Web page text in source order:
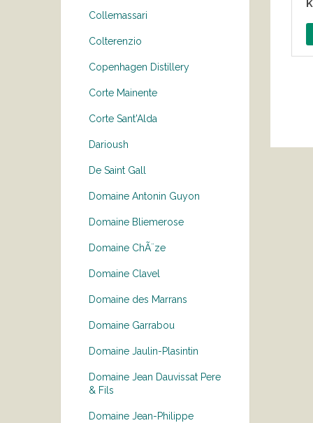
Collemassari
Colterenzio
Copenhagen Distillery
Corte Mainente
Corte Sant'Alda
Darioush
De Saint Gall
Domaine Antonin Guyon
Domaine Bliemerose
Domaine ChÃ¨ze
Domaine Clavel
Domaine des Marrans
Domaine Garrabou
Domaine Jaulin-Plasintin
Domaine Jean Dauvissat Pere
& Fils
Domaine Jean-Philippe